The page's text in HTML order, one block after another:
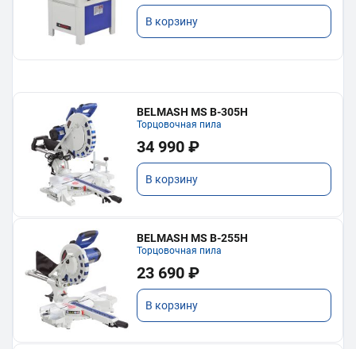
В корзину
BELMASH MS B-305H
Торцовочная пила
34 990 ₽
В корзину
BELMASH MS B-255H
Торцовочная пила
23 690 ₽
В корзину